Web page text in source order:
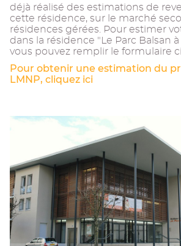
déjà réalisé des estimations de
cette résidence, sur le marché
résidences gérées. Pour estimer
dans la résidence "Le Parc Balsan
vous pouvez remplir le formulaire
Pour obtenir une estimation du
LMNP, cliquez ici